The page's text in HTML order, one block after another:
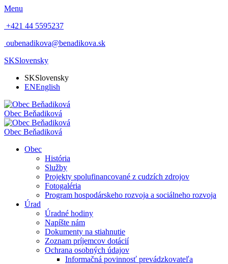
Menu
+421 44 5595237
oubenadikova@benadikova.sk
SKSlovensky
SKSlovensky
ENEnglish
Obec Beňadiková
Obec Beňadiková
Obec
História
Služby
Projekty spolufinancované z cudzích zdrojov
Fotogaléria
Program hospodárskeho rozvoja a sociálneho rozvoja
Úrad
Úradné hodiny
Napíšte nám
Dokumenty na stiahnutie
Zoznam príjemcov dotácií
Ochrana osobných údajov
Informačná povinnosť prevádzkovateľa